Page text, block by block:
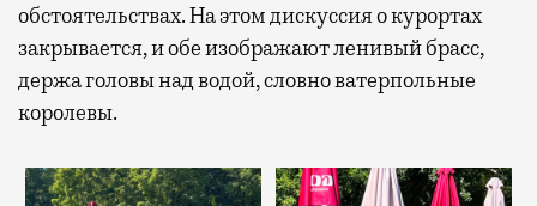
обстоятельствах. На этом дискуссия о курортах
закрывается, и обе изображают ленивый брасс,
держа головы над водой, словно ватерпольные
королевы.